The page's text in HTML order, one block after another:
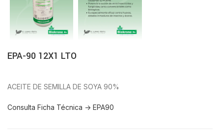
EPA-90 12X1 LTO
ACEITE DE SEMILLA DE SOYA 90%
Consulta Ficha Técnica -> EPA90